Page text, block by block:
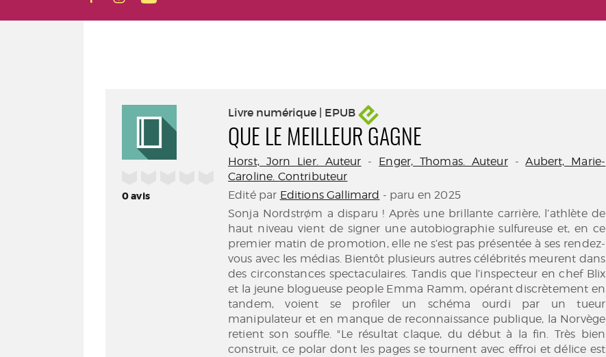
0avis
Livre numérique | EPUB
QUE LE MEILLEUR GAGNE
Horst, Jorn Lier. Auteur - Enger, Thomas. Auteur-Aubert, Marie-
Caroline. Contributeur
Edité par Editions Gallimard - paru en 2025
Sonja Nordstrøm a disparu ! Après une brillante carrière, l’athlète de
haut niveau vient de signer une autobiographie sulfureuse et, en ce
premier matin de promotion, elle ne s’est pas présentée à ses rendez-
vous avec les médias. Bientôt plusieurs autres célébrités meurent dans
des circonstances spectaculaires. Tandis que l’inspecteur en chef Blix
et la jeune blogueuse people Emma Ramm, opérant discrètement en
tandem, voient se profiler un schéma ourdi par un tueur
manipulateur et en manque de reconnaissance publique, la Norvège
retient son souffle. "Le résultat claque, du début à la fin. Très bien
construit, ce polar dont les pages se tournent avec effroi et délice est